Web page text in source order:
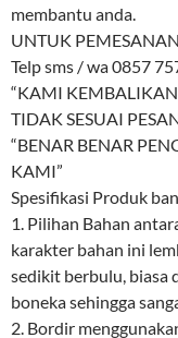
membantu anda.
UNTUK
Telp sms / wa 0857
“KAMI
TIDAK SESUAI
“BENAR BENAR
KAMI”
Spesifikasi Produk
1. Pilihan Bahan
karakter bahan ini
sedikit berbulu, biasa
boneka sehingga
2. Bordir